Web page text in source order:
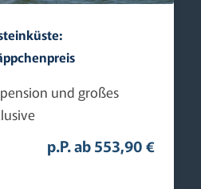
und großes
p.P. ab 553,90 €